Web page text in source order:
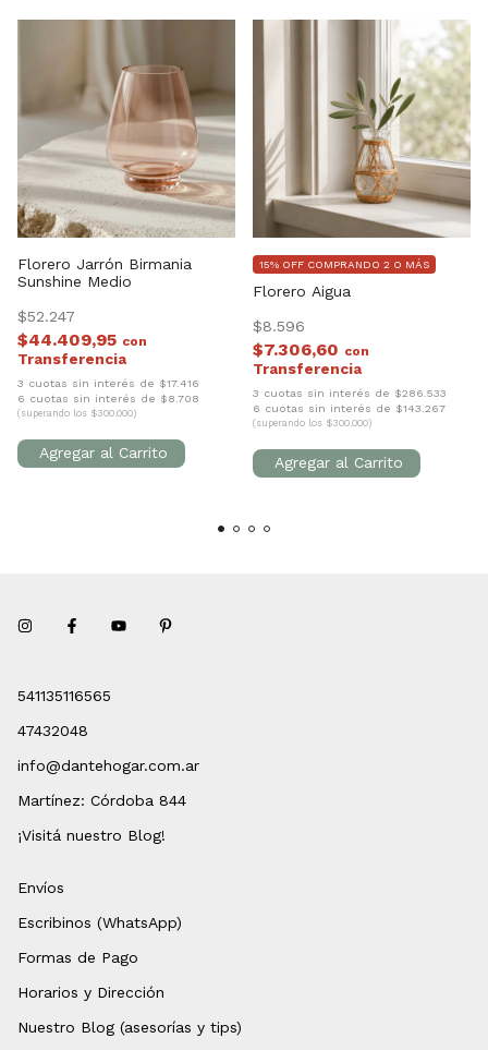
Florero Jarrón Birmania
Sunshine Medio
$52.247
$44.409,95 con
3 cuotas sin interés de $17.416
6 cuotas sin interés de $8.708
(superando los $300.000)
Florero Aigua
$8.596
15% OFF COMPRANDO 2 O MÁS
$7.306,60 con
3 cuotas sin interés de $286.533
6 cuotas sin interés de $143.267
(superando los $300.000)
541135116565
47432048
info@dantehogar.com.ar
Martínez: Córdoba 844
¡Visitá nuestro Blog!
Envíos
Escribinos (WhatsApp)
Formas de Pago
Horarios y Dirección
Nuestro Blog (asesorías y tips)